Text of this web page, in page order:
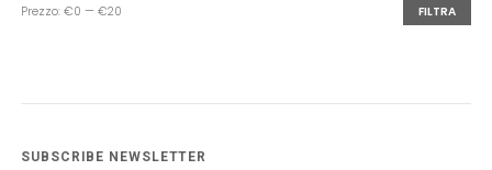
FILTRA
Prezzo:€0 —€20
SUBSCRIBE NEWSLETTER